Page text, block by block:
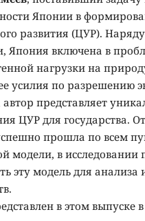
Японии в
развития (ЦУР).
Япония включена в
нагрузки на
усилия по разрешению
представляет
ЦУР для государства.
прошла по всем
модели, в исследовании
эту модель для анализа
в этом выпуске в